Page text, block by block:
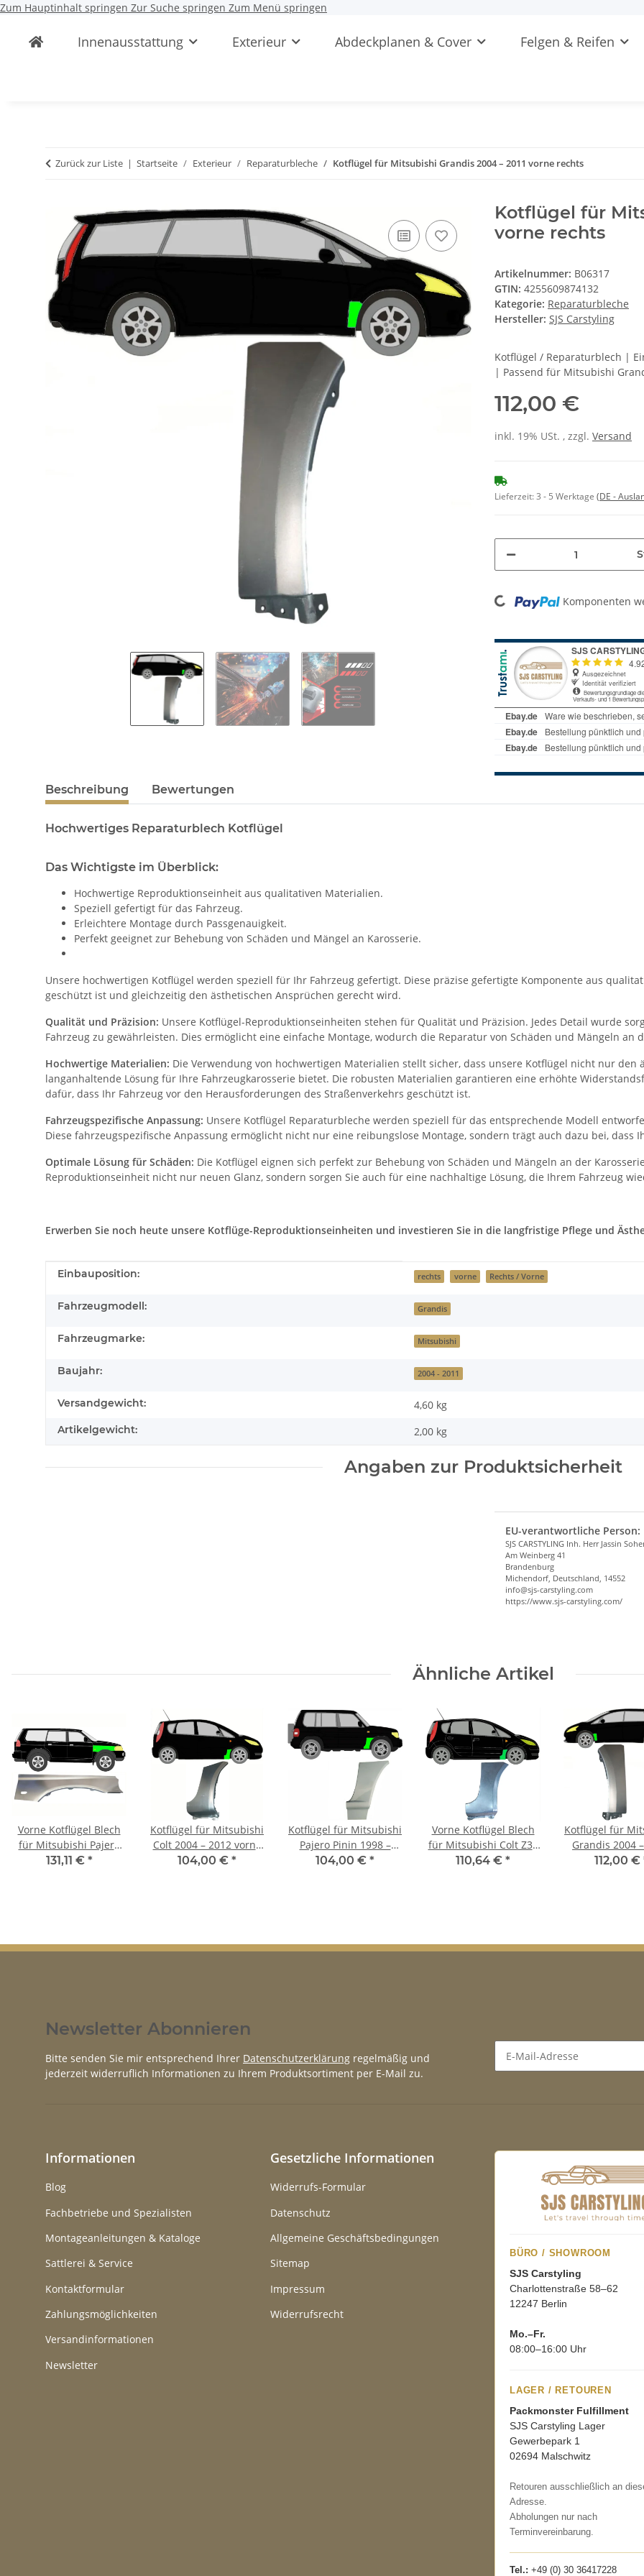
Zum Hauptinhalt springen Zur Suche springen Zum Menü springen
Innenausstattung Exterieur Abdeckplanen & Cover Felgen & Reifen
Zurück zur Liste Startseite Exterieur Reparaturbleche Kotflügel für Mitsubishi Grandis 2004 – 2011 vorne rechts
Kotflügel für
vorne rechts
Artikelnummer: B06317
GTIN: 4255609874132
Kategorie: Reparaturbleche
Hersteller: SJS Carstyling
Kotflügel / Reparaturblech |
| Passend für Mitsubishi
112,00 €
inkl. 19% USt. , zzgl. Versand
Lieferzeit:3 - 5 Werktage (DE -
Loading... Komponenten
Beschreibung Bewertungen
Hochwertiges Reparaturblech Kotflügel
Das Wichtigste im Überblick:
Hochwertige Reproduktionseinheit aus qualitativen Materialien.
Speziell gefertigt für das Fahrzeug.
Erleichtere Montage durch Passgenauigkeit.
Perfekt geeignet zur Behebung von Schäden und Mängel an Karosserie.
Unsere hochwertigen Kotflügel werden speziell für Ihr Fahrzeug gefertigt. Diese präzise gefertigte Komponente aus
geschützt ist und gleichzeitig den ästhetischen Ansprüchen gerecht wird.
Qualität und Präzision: Unsere Kotflügel-Reproduktionseinheiten stehen für Qualität und Präzision. Jedes Detail wurde
Fahrzeug zu gewährleisten. Dies ermöglicht eine einfache Montage, wodurch die Reparatur von Schäden und Mängeln an
Hochwertige Materialien: Die Verwendung von hochwertigen Materialien stellt sicher, dass unsere Kotflügel nicht nur
langanhaltende Lösung für Ihre Fahrzeugkarosserie bietet. Die robusten Materialien garantieren eine erhöhte
dafür, dass Ihr Fahrzeug vor den Herausforderungen des Straßenverkehrs geschützt ist.
Fahrzeugspezifische Anpassung: Unsere Kotflügel Reparaturbleche werden speziell für das entsprechende Modell
Diese fahrzeugspezifische Anpassung ermöglicht nicht nur eine reibungslose Montage, sondern trägt auch dazu bei,
Optimale Lösung für Schäden: Die Kotflügel eignen sich perfekt zur Behebung von Schäden und Mängeln an der
Reproduktionseinheit nicht nur neuen Glanz, sondern sorgen Sie auch für eine nachhaltige Lösung, die Ihrem Fahrzeug
Erwerben Sie noch heute unsere Kotflüge-Reproduktionseinheiten und investieren Sie in die langfristige Pflege und
Produkteigenschaft
Wert
Einbauposition: rechts vorne Rechts / Vorne
Fahrzeugmodell: Grandis
Fahrzeugmarke: Mitsubishi
Baujahr: 2004 - 2011
Versandgewicht: 4,60 kg
Artikelgewicht: 2,00 kg
Angaben zur Produktsicherheit
EU-verantwortliche Person:
SJS CARSTYLING Inh. Herr Jassin
Am Weinberg 41
Brandenburg
Michendorf, Deutschland, 14552
info@sjs-carstyling.com
https://www.sjs-carstyling.com/
Ähnliche Artikel
Vorne Kotflügel Blech
für Mitsubishi Pajero
Sport 1996 - 2008
131,11 € *
Kotflügel für Mitsubishi
Colt 2004 – 2012 vorne
rechts
104,00 € *
Kotflügel für Mitsubishi
Pajero Pinin 1998 –
2006 vorne rechts
104,00 € *
Vorne Kotflügel Blech
für Mitsubishi Colt Z30
2004 - 2012 rechts
110,64 € *
Kotflügel für
Grandis 2004
vorne
112,00 €
Newsletter Abonnieren
Bitte senden Sie mir entsprechend Ihrer Datenschutzerklärung regelmäßig und
jederzeit widerruflich Informationen zu Ihrem Produktsortiment per E-Mail zu.
Informationen
Blog
Fachbetriebe und Spezialisten
Montageanleitungen & Kataloge
Sattlerei & Service
Kontaktformular
Zahlungsmöglichkeiten
Versandinformationen
Newsletter
Gesetzliche Informationen
Widerrufs-Formular
Datenschutz
Allgemeine Geschäftsbedingungen
Sitemap
Impressum
Widerrufsrecht
BÜRO / SHOWROOM
SJS Carstyling
Charlottenstraße 58–62
12247 Berlin
Mo.–Fr.
08:00–16:00 Uhr
LAGER / RETOUREN
Packmonster Fulfillment
SJS Carstyling Lager
Gewerbepark 1
02694 Malschwitz
Retouren ausschließlich an
Adresse.
Abholungen nur nach
Terminvereinbarung.
Tel.: +49 (0) 30 36417228